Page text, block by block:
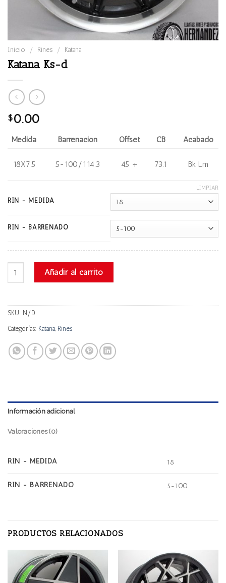
Inicio / Rines / Katana
Katana Ks-d
$0.00
Medida Barrenación Offset CB Acabado
18X7.5 5-100/114.3 45 + 73.1 Bk Lm
RIN - MEDIDA
RIN - BARRENADO
LIMPIAR
Katana Ks-d cantidad
Añadir al carrito
SKU: N/D
Categorías: Katana, Rines
Información adicional
Valoraciones (0)
RIN - MEDIDA 18
RIN - BARRENADO 5-100
PRODUCTOS RELACIONADOS